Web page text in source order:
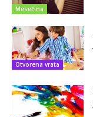
Mesečina
Otvorena vrata